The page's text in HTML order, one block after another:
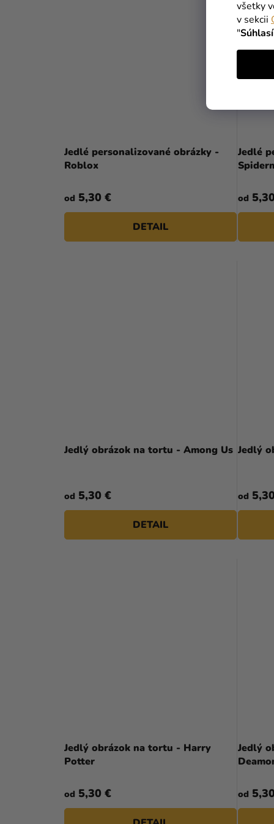
všetky
v sekcii
"
Jedlé personalizované obrázky -
Roblox
od 5,30 €
DETAIL
Jedlé
od
Jedlý obrázok na tortu - Among Us
od 5,30 €
DETAIL
Jedlý
od
Jedlý obrázok na tortu - Harry
Potter
od 5,30 €
Jedlý
od